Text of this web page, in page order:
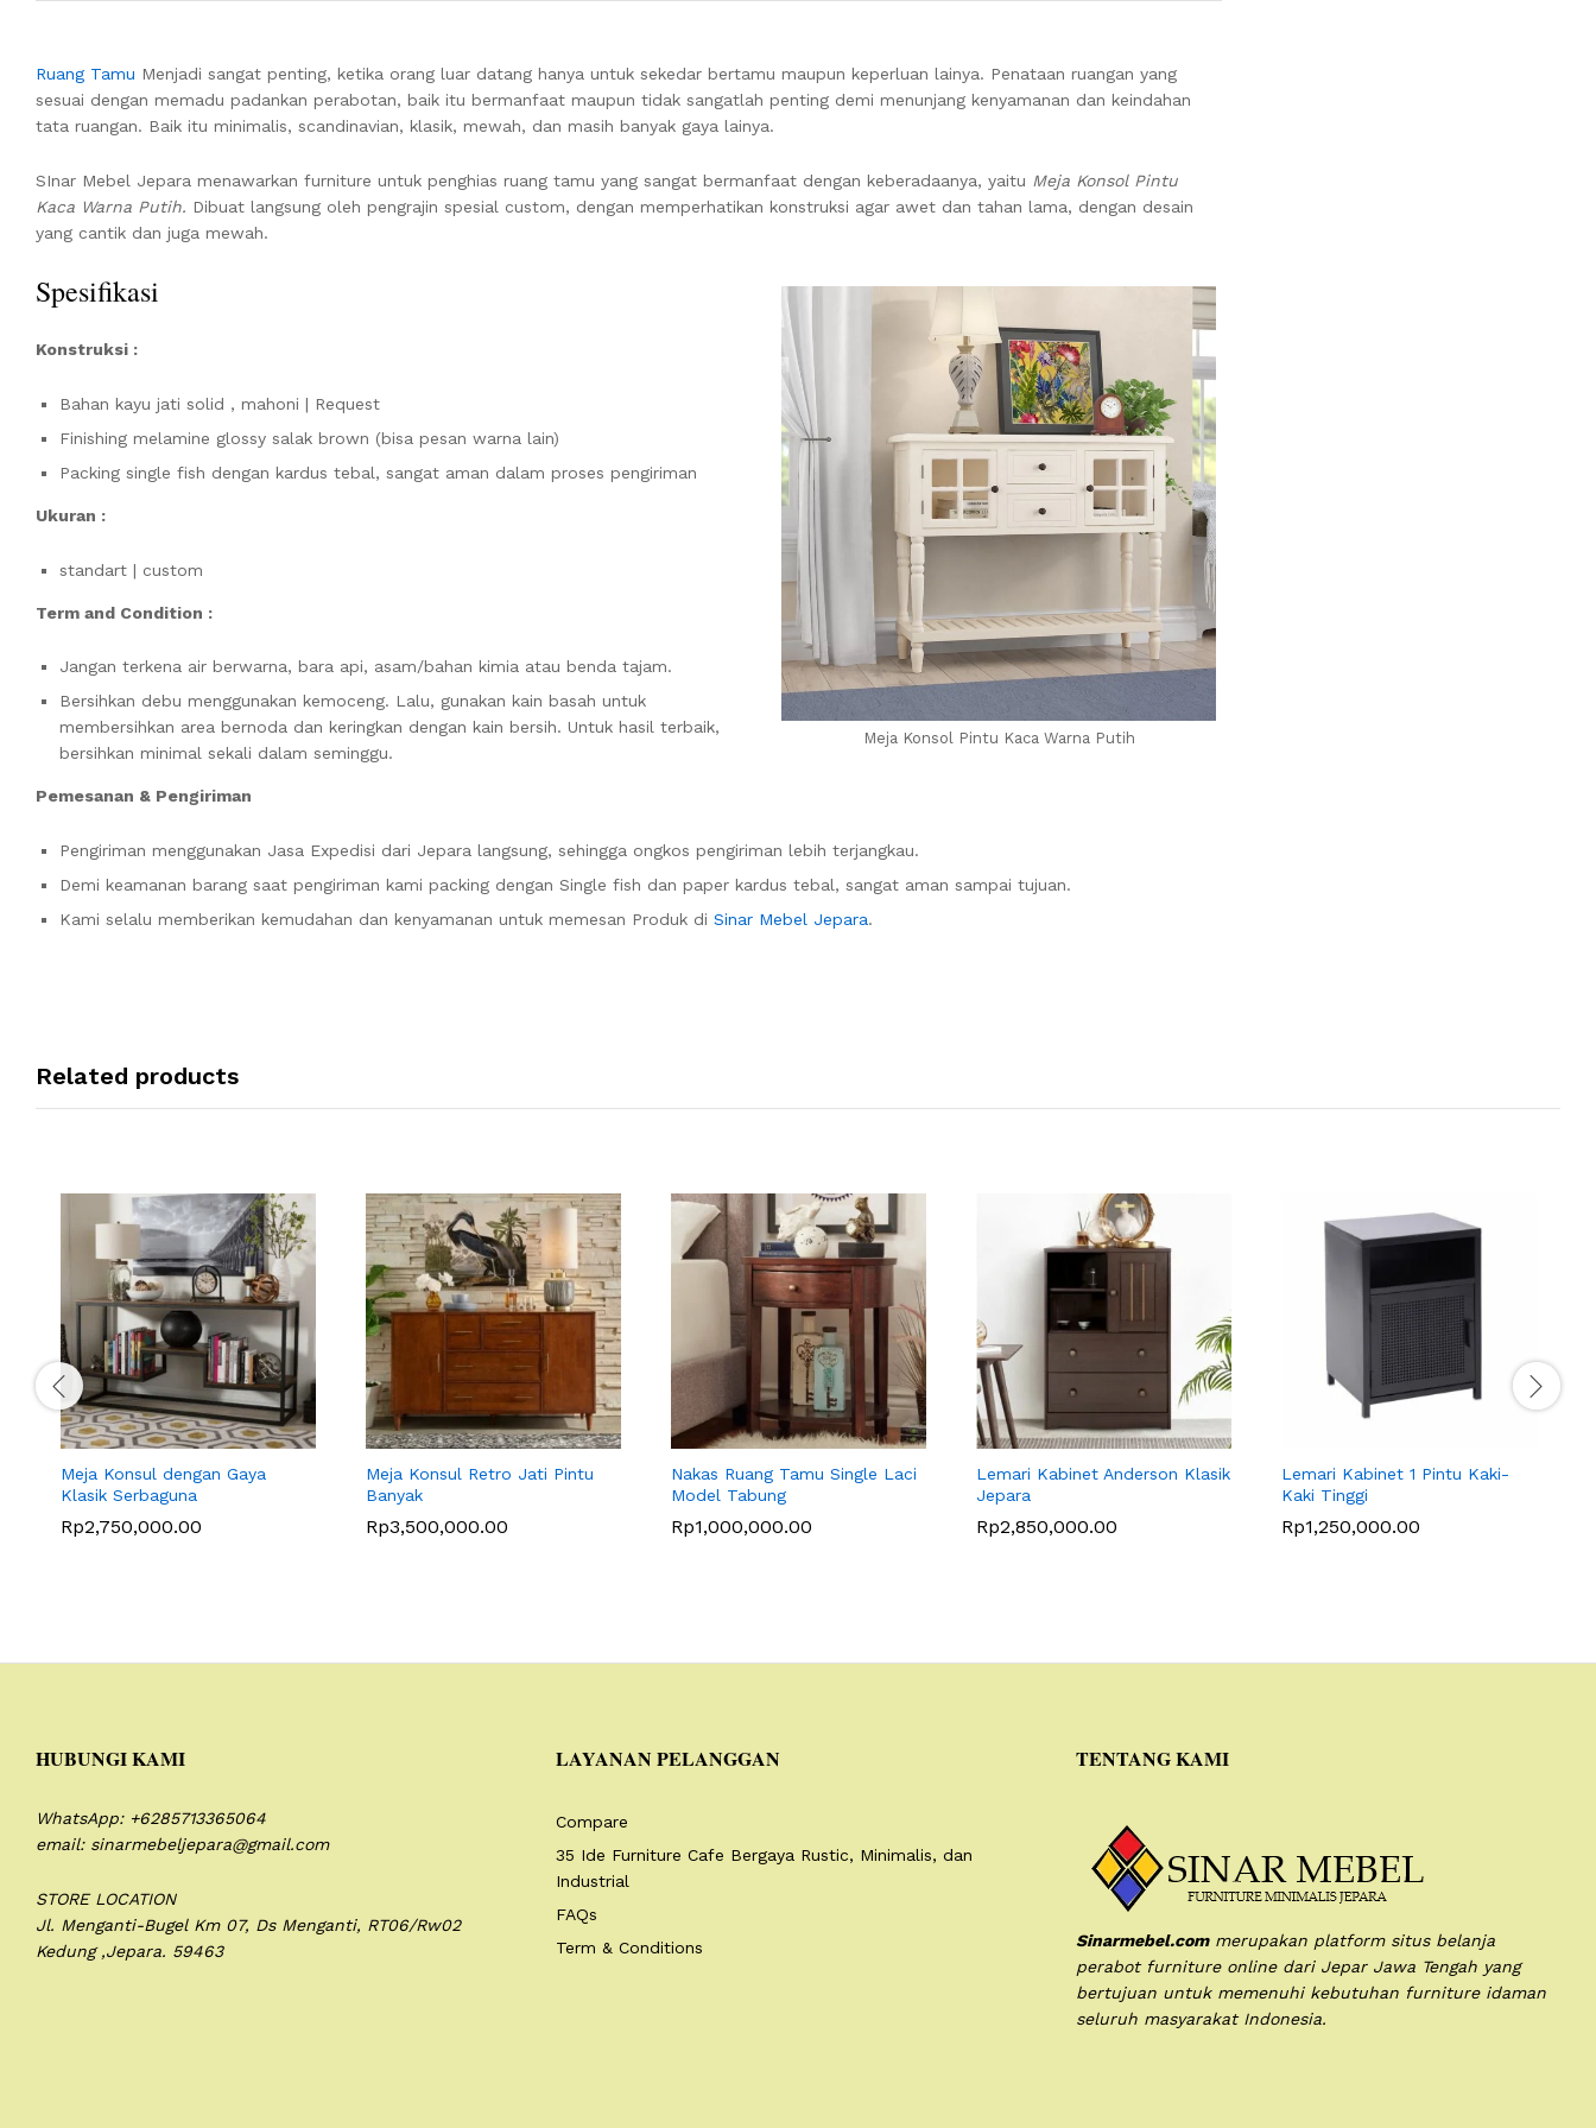
Ruang Tamu Menjadi sangat penting, ketika orang luar datang hanya untuk sekedar bertamu maupun keperluan lainya. Penataan ruangan yang
sesuai dengan memadu padankan perabotan, baik itu bermanfaat maupun tidak sangatlah penting demi menunjang kenyamanan dan keindahan
tata ruangan. Baik itu minimalis, scandinavian, klasik, mewah, dan masih banyak gaya lainya.
SInar Mebel Jepara menawarkan furniture untuk penghias ruang tamu yang sangat bermanfaat dengan keberadaanya, yaitu Meja Konsol Pintu
Kaca Warna Putih. Dibuat langsung oleh pengrajin spesial custom, dengan memperhatikan konstruksi agar awet dan tahan lama, dengan desain
yang cantik dan juga mewah.
Meja Konsol Pintu Kaca Warna Putih
Spesifikasi
Konstruksi :
Bahan kayu jati solid , mahoni | Request
Finishing melamine glossy salak brown (bisa pesan warna lain)
Packing single fish dengan kardus tebal, sangat aman dalam proses pengiriman
Ukuran :
standart | custom
Term and Condition :
Jangan terkena air berwarna, bara api, asam/bahan kimia atau benda tajam.
Bersihkan debu menggunakan kemoceng. Lalu, gunakan kain basah untuk
membersihkan area bernoda dan keringkan dengan kain bersih. Untuk hasil terbaik,
bersihkan minimal sekali dalam seminggu.
Pemesanan & Pengiriman
Pengiriman menggunakan Jasa Expedisi dari Jepara langsung, sehingga ongkos pengiriman lebih terjangkau.
Demi keamanan barang saat pengiriman kami packing dengan Single fish dan paper kardus tebal, sangat aman sampai tujuan.
Kami selalu memberikan kemudahan dan kenyamanan untuk memesan Produk di Sinar Mebel Jepara.
Related products
Meja Konsul dengan Gaya
Klasik Serbaguna
Rp2,750,000.00
Meja Konsul Retro Jati Pintu
Banyak
Rp3,500,000.00
Nakas Ruang Tamu Single Laci
Model Tabung
Rp1,000,000.00
Lemari Kabinet Anderson Klasik
Jepara
Rp2,850,000.00
Lemari Kabinet 1 Pintu Kaki-
Kaki Tinggi
Rp1,250,000.00
HUBUNGI KAMI
WhatsApp: +6285713365064
email: sinarmebeljepara@gmail.com
STORE LOCATION
Jl. Menganti-Bugel Km 07, Ds Menganti, RT06/Rw02
Kedung ,Jepara. 59463
LAYANAN PELANGGAN
Compare
35 Ide Furniture Cafe Bergaya Rustic, Minimalis, dan
Industrial
FAQs
Term & Conditions
TENTANG KAMI
Sinarmebel.commerupakan platform situs belanja
perabot furniture online dari Jepar Jawa Tengah yang
bertujuan untuk memenuhi kebutuhan furniture idaman
seluruh masyarakat Indonesia.